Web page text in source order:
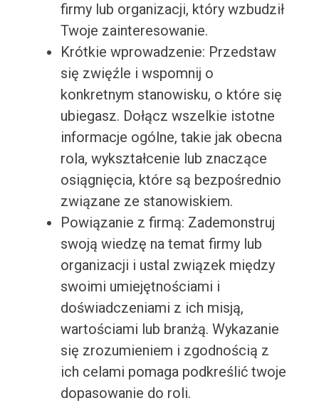
firmy lub organizacji, który wzbudził
Twoje zainteresowanie.
Krótkie wprowadzenie: Przedstaw
się zwięźle i wspomnij o
konkretnym stanowisku, o które się
ubiegasz. Dołącz wszelkie istotne
informacje ogólne, takie jak obecna
rola, wykształcenie lub znaczące
osiągnięcia, które są bezpośrednio
związane ze stanowiskiem.
Powiązanie z firmą: Zademonstruj
swoją wiedzę na temat firmy lub
organizacji i ustal związek między
swoimi umiejętnościami i
doświadczeniami z ich misją,
wartościami lub branżą. Wykazanie
się zrozumieniem i zgodnością z
ich celami pomaga podkreślić twoje
dopasowanie do roli.